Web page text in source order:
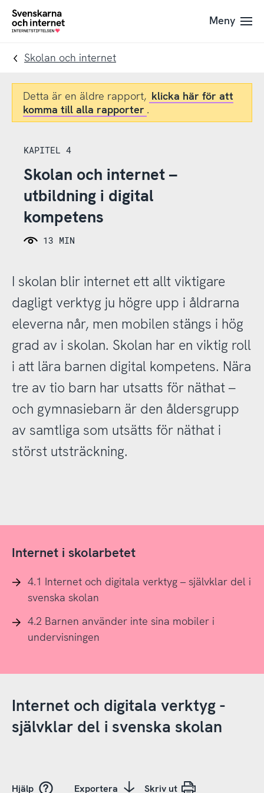
Till
navigation
Till
innehåll
To
Meny
Skolan och internet
Detta är en äldre rapport, klicka här för att
komma till alla rapporter .
KAPITEL 4
Skolan och internet –
utbildning i digital
kompetens
13 MIN
I skolan blir internet ett allt viktigare
dagligt verktyg ju högre upp i åldrarna
eleverna når, men mobilen stängs i hög
grad av i skolan. Skolan har en viktig roll
i att lära barnen digital kompetens. Nära
tre av tio barn har utsatts för näthat –
och gymnasiebarn är den åldersgrupp
av samtliga som utsätts för näthat i
störst utsträckning.
Internet i skolarbetet
4.1 Internet och digitala verktyg – självklar del i
svenska skolan
4.2 Barnen använder inte sina mobiler i
undervisningen
Internet och digitala verktyg -
självklar del i svenska skolan
Hjälp Exportera Skriv ut